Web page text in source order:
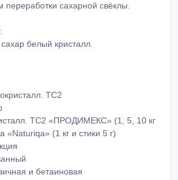
переработки сахарной свёклы.
белый кристалл.
ТС2
ТС2 «ПРОДИМЕКС» (1, 5, 10 кг
«Naturiqa» (1 кг и стики 5 г)
и бетаиновая